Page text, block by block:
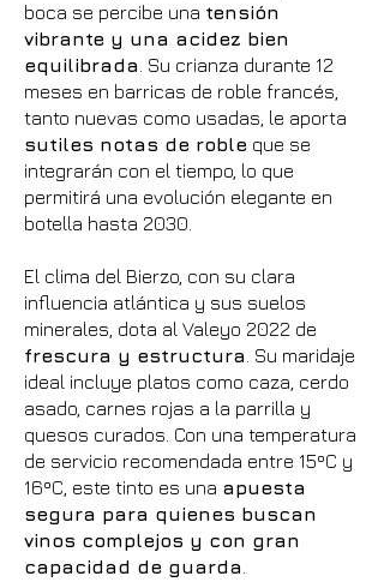
boca se percibe una tensión
vibrante y una acidez bien
equilibrada . Su crianza durante 12
meses en barricas de roble francés,
tanto nuevas como usadas, le aporta
sutiles notas de roble que se
integrarán con el tiempo, lo que
permitirá una evolución elegante en
botella hasta 2030.
El clima del Bierzo, con su clara
influencia atlántica y sus suelos
minerales, dota al Valeyo 2022 de
frescura y estructura . Su maridaje
ideal incluye platos como caza, cerdo
asado, carnes rojas a la parrilla y
quesos curados. Con una temperatura
de servicio recomendada entre 15ºC y
16ºC, este tinto es una apuesta
segura para quienes buscan
vinos complejos y con gran
capacidad de guarda